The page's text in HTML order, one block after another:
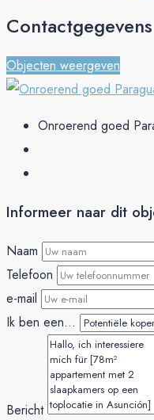
Contactgegevens
Objecten weergeven
Onroerend goed
Informeer naar dit
Naam
Telefoon
e-mail
Ik ben een...
Bericht